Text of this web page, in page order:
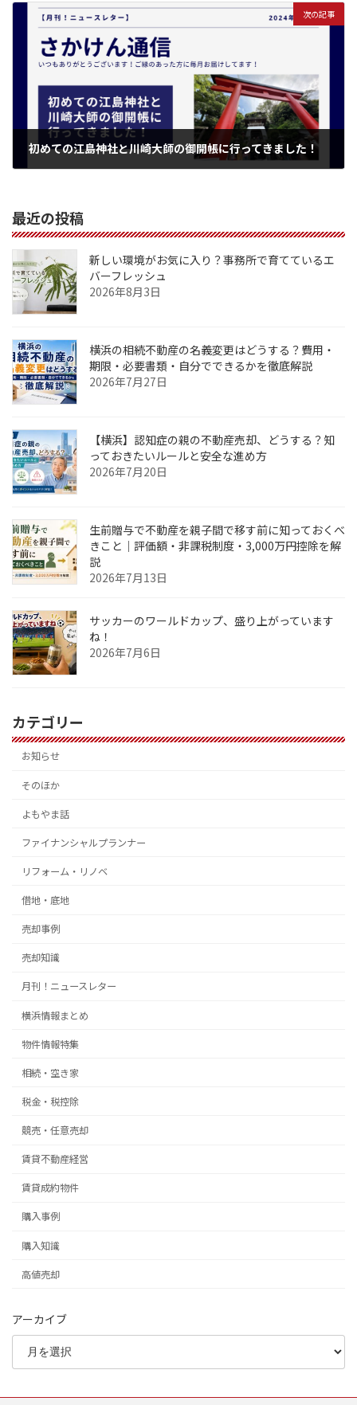
次の記事
初めての江島神社と川崎大師の御開帳に行ってきました！
最近の投稿
新しい環境がお気に入り？事務所で育てているエ
バーフレッシュ
2026年8月3日
横浜の相続不動産の名義変更はどうする？費用・
期限・必要書類・自分でできるかを徹底解説
2026年7月27日
【横浜】認知症の親の不動産売却、どうする？知
っておきたいルールと安全な進め方
2026年7月20日
生前贈与で不動産を親子間で移す前に知っておくべ
きこと｜評価額・非課税制度・3,000万円控除を解
説
2026年7月13日
サッカーのワールドカップ、盛り上がっています
ね！
2026年7月6日
カテゴリー
お知らせ
そのほか
よもやま話
ファイナンシャルプランナー
リフォーム・リノベ
借地・底地
売却事例
売却知識
月刊！ニュースレター
横浜情報まとめ
物件情報特集
相続・空き家
税金・税控除
競売・任意売却
賃貸不動産経営
賃貸成約物件
購入事例
購入知識
高値売却
アーカイブ